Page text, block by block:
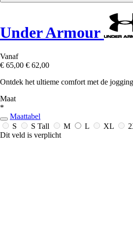
Under Armour
Vanaf
€ 65,00 € 62,00
Ontdek het ultieme comfort met de
Maat
*
Maattabel
S
S Tall M L XL
Dit veld is verplicht